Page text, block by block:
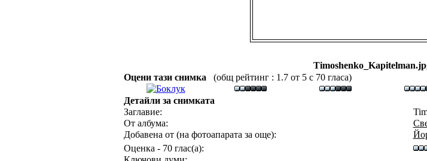
Оцени тази снимка
(общ рейтинг : 1.7 от 5 с 70 гласа)
Детайли за снимката
Заглавие:
От албума:
Добавена от (на фотоапарата за още):
Оценка - 70 глас(а):